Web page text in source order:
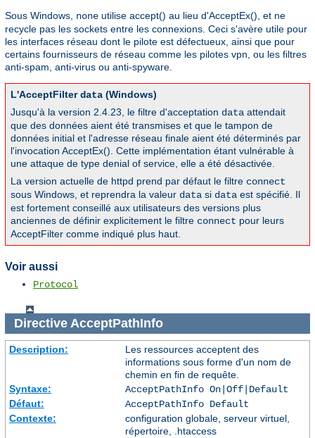
Sous Windows, none utilise accept() au lieu d'AcceptEx(), et ne
recycle pas les sockets entre les connexions. Ceci s'avère utile pour
les interfaces réseau dont le pilote est défectueux, ainsi que pour
certains fournisseurs de réseau comme les pilotes vpn, ou les filtres
anti-spam, anti-virus ou anti-spyware.
L'AcceptFilterdata (Windows)
Jusqu'à la version 2.4.23, le filtre d'acceptation data attendait
que des données aient été transmises et que le tampon de
données initial et l'adresse réseau finale aient été déterminés par
l'invocation AcceptEx(). Cette implémentation étant vulnérable à
une attaque de type denial of service, elle a été désactivée.
La version actuelle de httpd prend par défaut le filtre connect
sous Windows, et reprendra la valeur data si data est spécifié. Il
est fortement conseillé aux utilisateurs des versions plus
anciennes de définir explicitement le filtre connect pour leurs
AcceptFilter comme indiqué plus haut.
Voir aussi
Protocol
Directive AcceptPathInfo
Description:
Les ressources acceptent des
informations sous forme d'un nom de
chemin en fin de requête.
Syntaxe:
AcceptPathInfo On|Off|Default
Défaut:
AcceptPathInfo Default
Contexte:
configuration globale, serveur virtuel,
répertoire, .htaccess